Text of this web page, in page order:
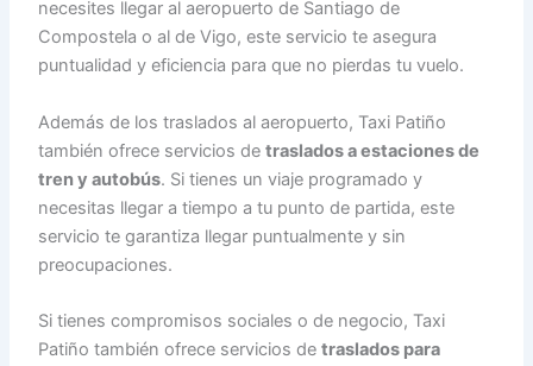
necesites llegar al aeropuerto de Santiago de
Compostela o al de Vigo, este servicio te asegura
puntualidad y eficiencia para que no pierdas tu vuelo.
Además de los traslados al aeropuerto, Taxi Patiño
también ofrece servicios detraslados a estaciones de
tren y autobús. Si tienes un viaje programado y
necesitas llegar a tiempo a tu punto de partida, este
servicio te garantiza llegar puntualmente y sin
preocupaciones.
Si tienes compromisos sociales o de negocio, Taxi
Patiño también ofrece servicios detraslados para